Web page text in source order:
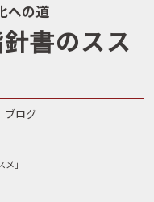
への道
書のスス
ブログ
」